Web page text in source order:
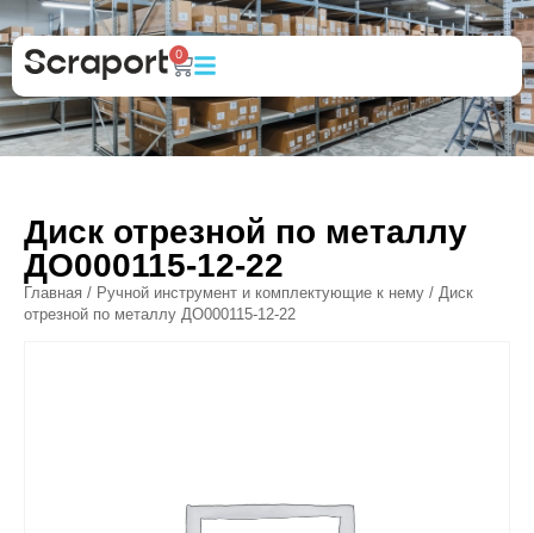
0
Диск отрезной по металлу
ДО000115-12-22
Главная / Ручной инструмент и комплектующие к нему / Диск
отрезной по металлу ДО000115-12-22